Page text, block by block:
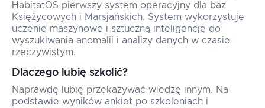
HabitatOS pierwszy system operacyjny dla baz
Księżycowych i Marsjańskich. System wykorzystuje
uczenie maszynowe i sztuczną inteligencję do
wyszukiwania anomalii i analizy danych w czasie
rzeczywistym.
Dlaczego lubię szkolić?
Naprawdę lubię przekazywać wiedzę innym. Na
podstawie wyników ankiet po szkoleniach i